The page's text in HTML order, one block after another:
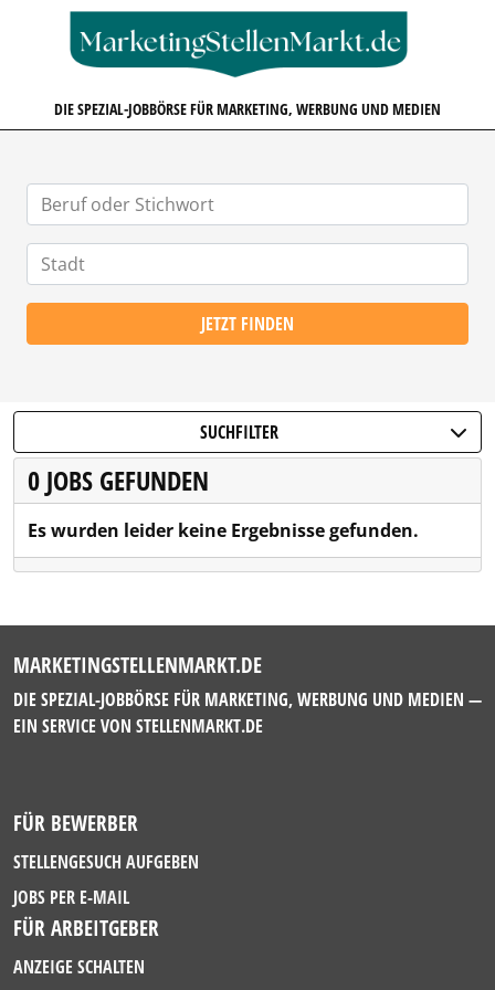
DIE SPEZIAL-JOBBÖRSE FÜR MARKETING, WERBUNG UND MEDIEN
JETZT FINDEN
SUCHFILTER
0 JOBS GEFUNDEN
Es wurden leider keine Ergebnisse gefunden.
MARKETINGSTELLENMARKT.DE
DIE SPEZIAL-JOBBÖRSE FÜR MARKETING, WERBUNG UND MEDIEN —
EIN SERVICE VON STELLENMARKT.DE
FÜR BEWERBER
STELLENGESUCH AUFGEBEN
JOBS PER E-MAIL
FÜR ARBEITGEBER
ANZEIGE SCHALTEN